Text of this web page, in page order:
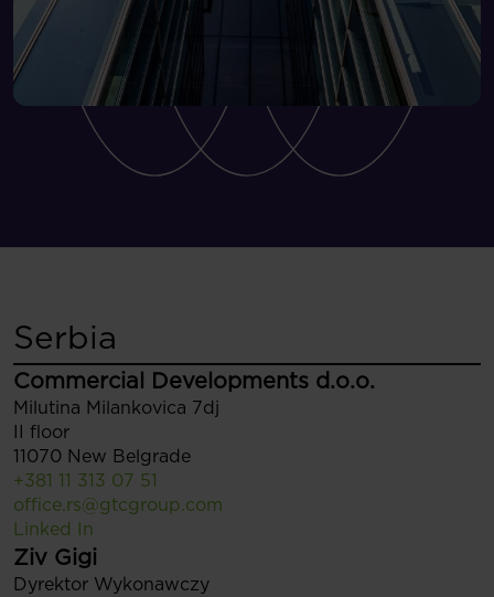
Serbia
Commercial Developments d.o.o.
Milutina Milankovica 7dj
II floor
11070 New Belgrade
+381 11 313 07 51
office.rs@gtcgroup.com
Linked In
Ziv Gigi
Dyrektor Wykonawczy